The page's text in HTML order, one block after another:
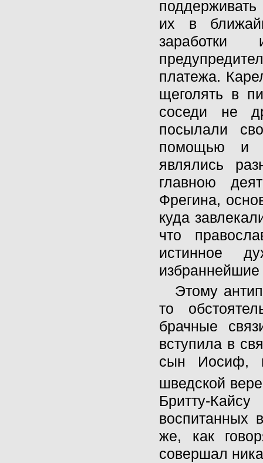
их в
заработки
платежа.
щеголять в
соседи не
посылали
помощью и
являлись
главною
Фрегина,
куда
что
истинное
избраннейшие
Этому
то
брачные
вступила в
сын Иосиф,
шведской
Бритту-
воспитанных
же, как
совершал